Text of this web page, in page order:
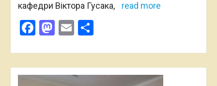
кафедри Віктора Гусака,
read more
Facebook
Mastodon
EmailПоділитися